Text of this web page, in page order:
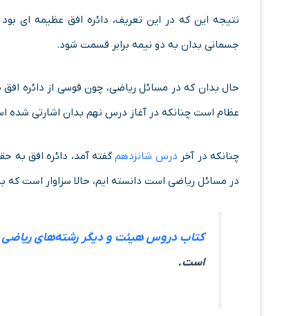
نتیجه این که در این تعریف، دائره افق عظیمه ای
جسمانی بدان به دو نیمه برابر قسمت شود.
حال بدان که در مسائل ریاضی، چون قوسی از دائره افق
عظام است چنانکه در آغاز درس نهم بدان اشارتی شده
چنانکه در آخر درس شانزدهمگفته آمد، دائره افق به
در مسائل ریاضی است دانسته ایم، حالا سزاوار است
کتاب دروس هیئت و دیگر رشته‌های ریاضی
است.